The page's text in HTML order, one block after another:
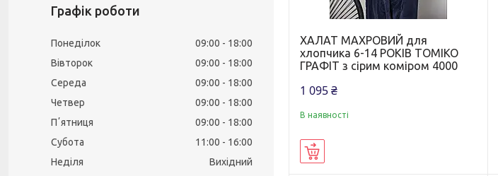
ХАЛАТ МАХРОВИЙ для
хлопчика 6-14 РОКІВ ТОМІКО
ГРАФІТ з сірим коміром 4000
1 095 ₴
В наявності
Графік роботи
Понеділок 09:00
18:00
Вівторок
09:00
18:00
Середа
09:00
18:00
Четвер
09:00
18:00
Пʼятниця
09:00
18:00
Субота
11:00
16:00
Неділя
Вихідний